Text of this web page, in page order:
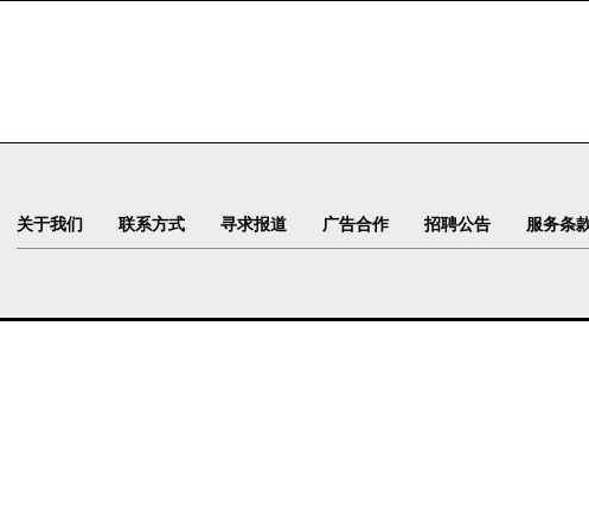
关于我们 联系方式 寻求报道 广告合作 招聘公告 服务条